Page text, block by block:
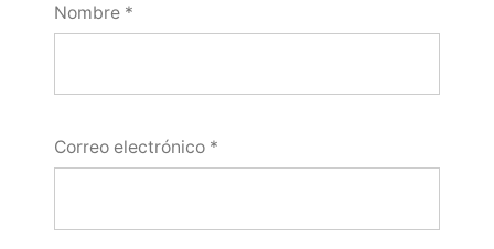
Nombre *
Correo electrónico *